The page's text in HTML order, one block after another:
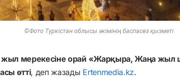
©Фото Түркістан облысы әкімінің баспасөз қызметі
жыл мерекесіне орай «Жарқыра, Жаңа
өтті, деп жазады Ertenmedia.kz.